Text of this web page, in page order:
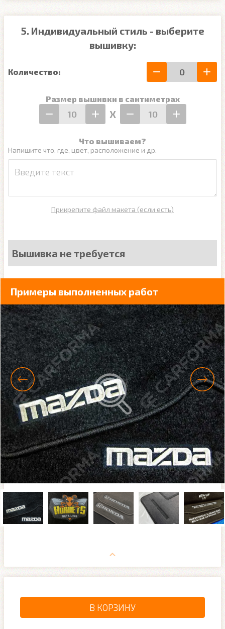
5. Индивидуальный стиль - выберите
вышивку:
Количество:
Размер вышивки в сантиметрах
Х
Что вышиваем?
Напишите что, где, цвет, расположение и др.
Прикрепите файл макета (если есть)
Вышивка не требуется
Примеры выполненных работ
В КОРЗИНУ